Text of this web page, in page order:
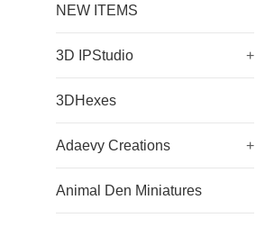
NEW ITEMS
3D IPStudio +
3DHexes
Adaevy Creations +
Animal Den Miniatures